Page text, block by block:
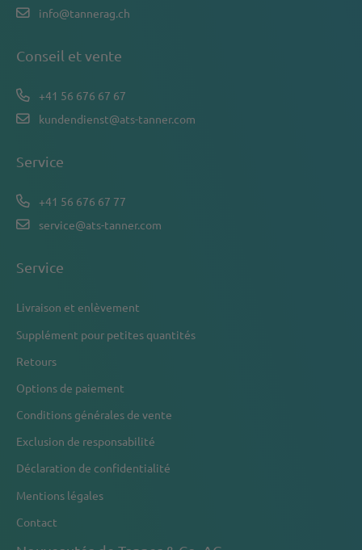
info@tannerag.ch
Conseil et vente
+41 56 676 67 67
kundendienst@ats-tanner.com
Service
+41 56 676 67 77
service@ats-tanner.com
Service
Livraison et enlèvement
Supplément pour petites quantités
Retours
Options de paiement
Conditions générales de vente
Exclusion de responsabilité
Déclaration de confidentialité
Mentions légales
Contact